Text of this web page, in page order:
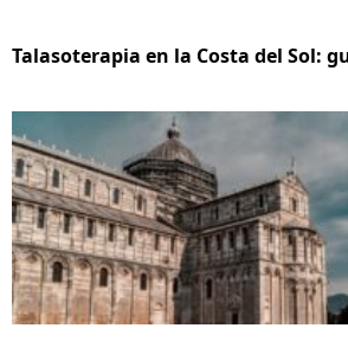
Talasoterapia en la Costa del Sol: